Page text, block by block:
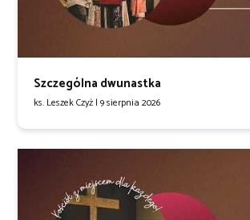
Szczególna dwunastka
ks. Leszek Czyż | 9 sierpnia 2026